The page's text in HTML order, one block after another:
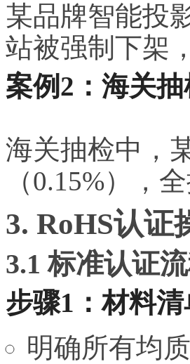
某品牌智能投
站被强制下架
案例2：海关
海关抽检中，
（0.15%），
3. RoHS认证
3.1 标准认证
步骤1：材料
明确所有均